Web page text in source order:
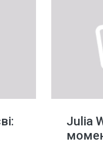
Julia